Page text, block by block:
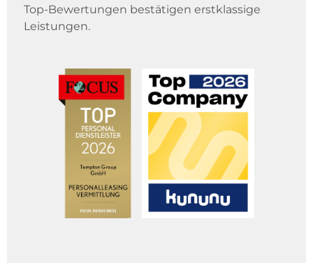
Top-Bewertungen bestätigen erstklassige
Leistungen.